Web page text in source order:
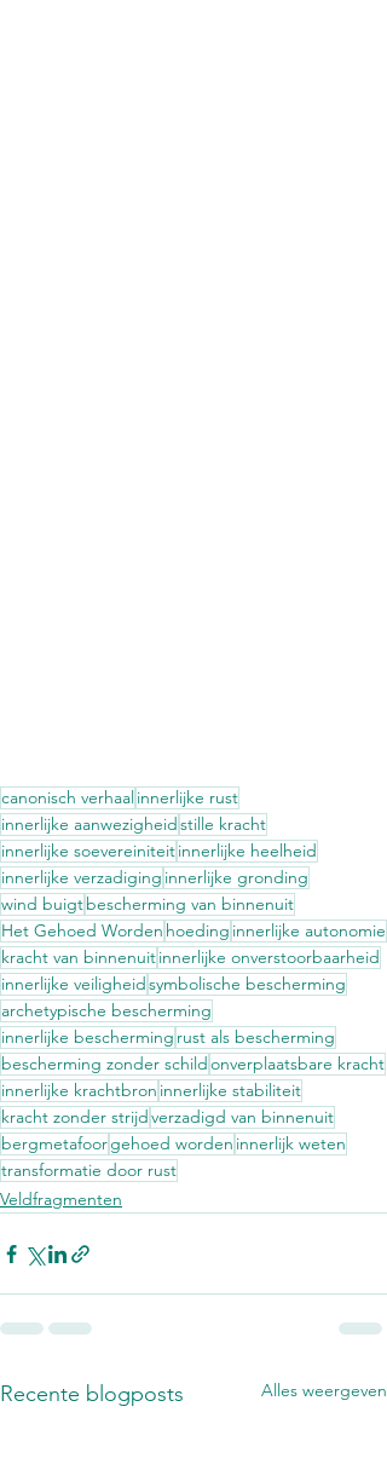
canonisch verhaalinnerlijke rust
innerlijke aanwezigheidstille kracht
innerlijke soevereiniteitinnerlijke heelheid
innerlijke verzadiging innerlijke gronding
wind buigtbescherming van binnenuit
Het Gehoed Worden hoeding innerlijke autonomie
kracht van binnenuitinnerlijke onverstoorbaarheid
innerlijke veiligheidsymbolische bescherming
archetypische bescherming
innerlijke bescherming rust als bescherming
bescherming zonder schildonverplaatsbare kracht
innerlijke krachtbron innerlijke stabiliteit
kracht zonder strijdverzadigd van binnenuit
bergmetafoorgehoed worden innerlijk weten
transformatie door rust
Veldfragmenten
Recente blogposts Alles weergeven